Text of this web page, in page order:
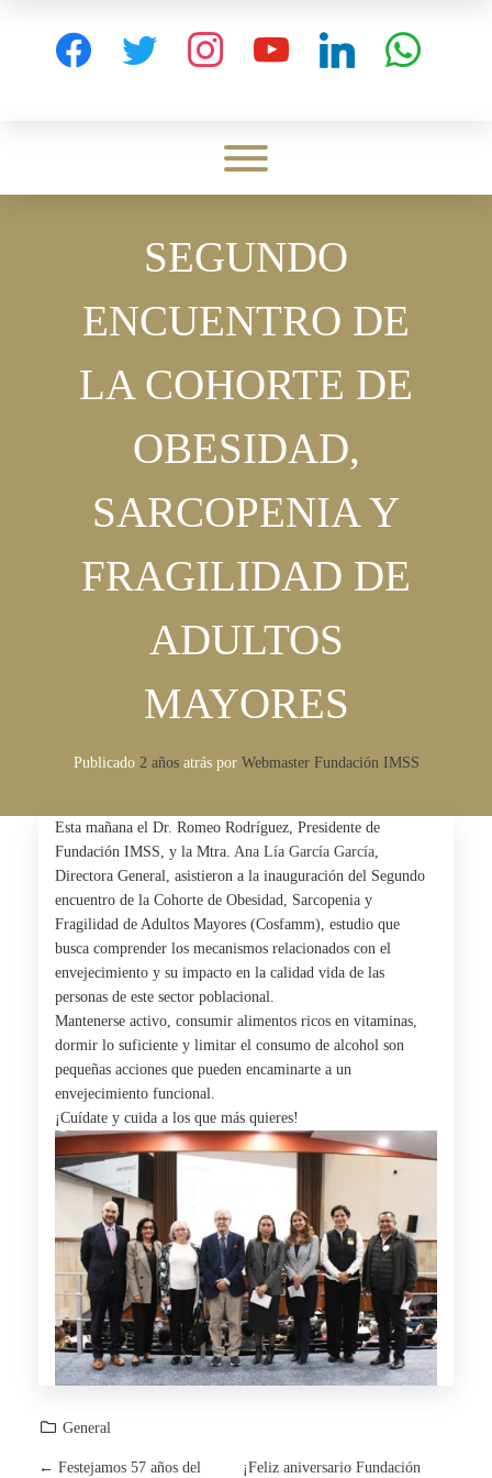
facebook twitter instagram youtube linkedin whatsapp
Toggle menu visibility.
SEGUNDO
ENCUENTRO DE
LA COHORTE DE
OBESIDAD,
SARCOPENIA Y
FRAGILIDAD DE
ADULTOS
MAYORES
Publicado 2 añosatrás por Webmaster Fundación IMSS
Esta mañana el Dr. Romeo Rodríguez, Presidente de
Fundación IMSS, y la Mtra. Ana Lía García García,
Directora General, asistieron a la inauguración del Segundo
encuentro de la Cohorte de Obesidad, Sarcopenia y
Fragilidad de Adultos Mayores (Cosfamm), estudio que
busca comprender los mecanismos relacionados con el
envejecimiento y su impacto en la calidad vida de las
personas de este sector poblacional.
Mantenerse activo, consumir alimentos ricos en vitaminas,
dormir lo suficiente y limitar el consumo de alcohol son
pequeñas acciones que pueden encaminarte a un
envejecimiento funcional.
¡Cuídate y cuida a los que más quieres!
General
← Festejamos 57 años del ¡Feliz aniversario Fundación